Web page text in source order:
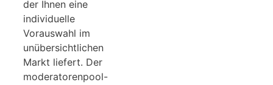
der Ihnen eine
individuelle
Vorauswahl im
unübersichtlichen
Markt liefert. Der
moderatorenpool-